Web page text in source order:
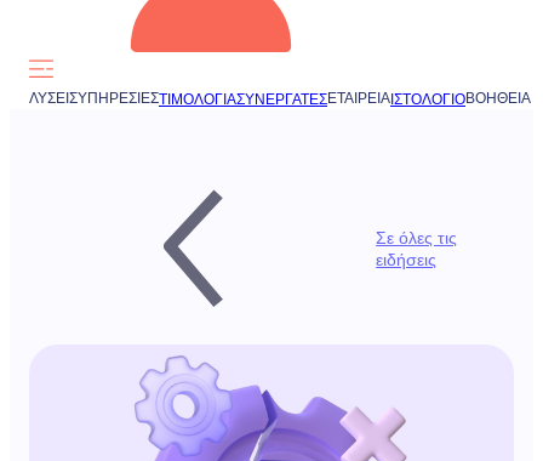
ΛΎΣΕΙΣΥΠΗΡΕΣΊΕΣΤΙΜΟΛΌΓΙΑΣΥΝΕΡΓΆΤΕΣΕΤΑΙΡΕΊΑΙΣΤΟΛΌΓΙΟΒΟΉΘΕΙΑ
Σε όλες τις
ειδήσεις